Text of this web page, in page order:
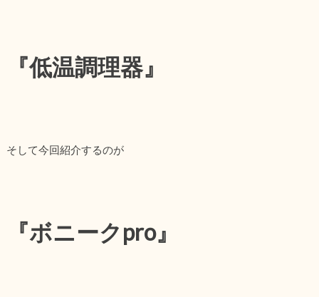
『低温調理器』
そして今回紹介するのが
『ボニークpro』